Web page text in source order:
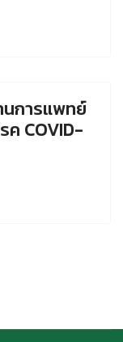
นการแพทย์
ค COVID-